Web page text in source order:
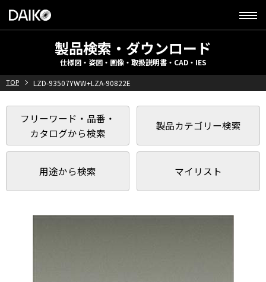
製品検索・ダウンロード
仕様図・姿図・画像・取扱説明書・CAD・IES
TOP LZD-93507YWW+LZA-90822E
フリーワード・品番・
カタログから検索
製品カテゴリー検索
用途から検索 マイリスト